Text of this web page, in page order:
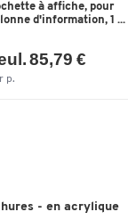
à affiche, pour
d'information, 1 ...
85,79 €
p.
- en acrylique